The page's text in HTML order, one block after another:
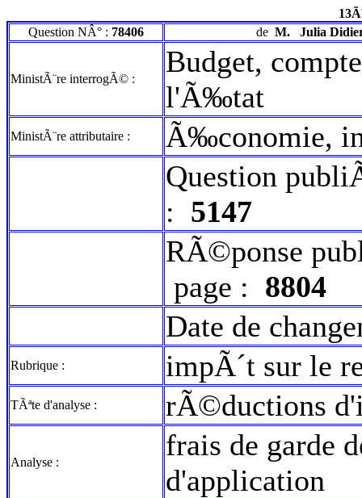
Question NÂ° : 78406 de M. Julia
MinistÃ¨re interrogÃ© :
Budget,
l'Ã‰tat
MinistÃ¨re attributaire :
Ã‰conomie,
Question
: 5147
RÃ©ponse
page : 8804
Date de
Rubrique : impÃ´t sur le
TÃªte d'analyse : rÃ©ductions
Analyse :
frais de garde
d'application